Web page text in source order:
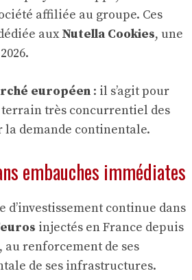
affiliée au groupe. Ces
auxNutella Cookies, une
européen : il s’agit pour
terrain très concurrentiel des
la demande continentale.
embauches immédiates
d’investissement continue dans
injectés en France depuis
au renforcement de ses
de ses infrastructures.